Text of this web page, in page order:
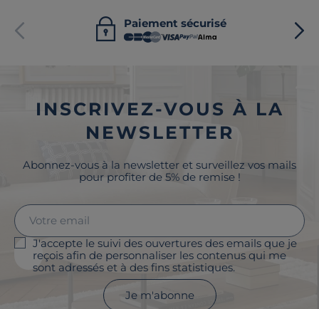
Paiement sécurisé
INSCRIVEZ-VOUS À LA
NEWSLETTER
Abonnez-vous à la newsletter et surveillez vos mails
pour profiter de 5% de remise !
J'accepte le suivi des ouvertures des emails que je
reçois afin de personnaliser les contenus qui me
sont adressés et à des fins statistiques.
Je m'abonne